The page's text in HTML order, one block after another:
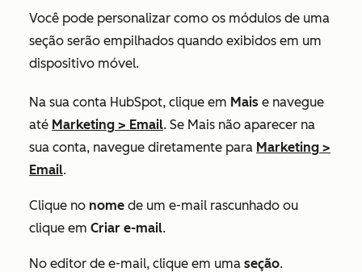
Você pode personalizar como os módulos de uma
seção serão empilhados quando exibidos em um
dispositivo móvel.
Na sua conta HubSpot, clique em Mais e navegue
até Marketing > Email. Se Mais não aparecer na
sua conta, navegue diretamente para Marketing >
Email.
Clique no nome de um e-mail rascunhado ou
clique em Criar e-mail.
No editor de e-mail, clique em uma seção.